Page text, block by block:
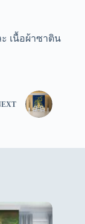
เนื้อผ้าซาติน